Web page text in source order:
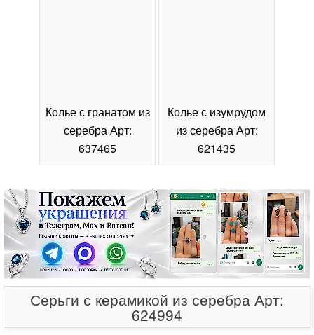
Колье с гранатом из
серебра Арт:
637465
Колье с изумрудом
из серебра Арт:
621435
Серьги с керамикой из серебра Арт:
624994